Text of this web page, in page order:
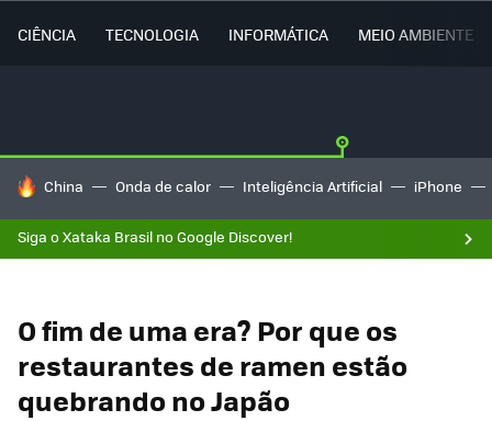
CIÊNCIA TECNOLOGIA INFORMÁTICA MEIO AMBIENTE
TENDÊNCIAS DO DIA
China Onda de calor Inteligência Artificial iPhone
Siga o Xataka Brasil no Google Discover!
O fim de uma era? Por que os
restaurantes de ramen estão
quebrando no Japão